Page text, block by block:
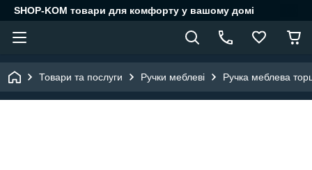
SHOP-KOM товари для комфорту у вашому домі
Товари та послуги Ручки меблеві Ручка меблева